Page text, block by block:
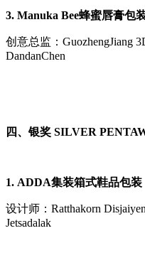
3. Manuka Bee蜂蜜唇膏包
创意总监：GuozhengJiang
DandanChen
四、银奖 SILVER
1. ADDA集装箱式鞋品包装
设计师：Ratthakorn
Jetsadalak